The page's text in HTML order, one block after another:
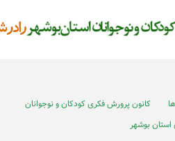
کانون پرورش فکری کودکان و نوجوانان
استان بوشهر